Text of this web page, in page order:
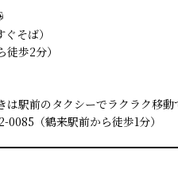
そば）
歩2分）
駅前のタクシーでラクラク移動
（鶴来駅前から徒歩1分）